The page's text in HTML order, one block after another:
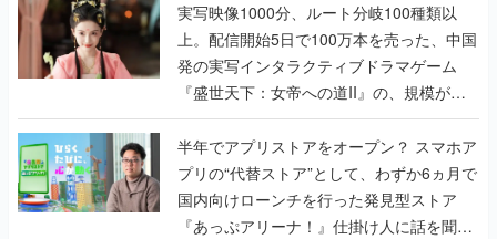
んだレジェンド2人に訊く開発秘話
実写映像1000分、ルート分岐100種類以
上。配信開始5日で100万本を売った、中国
発の実写インタラクティブドラマゲーム
『盛世天下：女帝への道II』の、規模が違
うこだわりをプロデューサーに聞いた
半年でアプリストアをオープン？ スマホア
プリの“代替ストア”として、わずか6ヵ月で
国内向けローンチを行った発見型ストア
『あっぷアリーナ！』仕掛け人に話を聞い